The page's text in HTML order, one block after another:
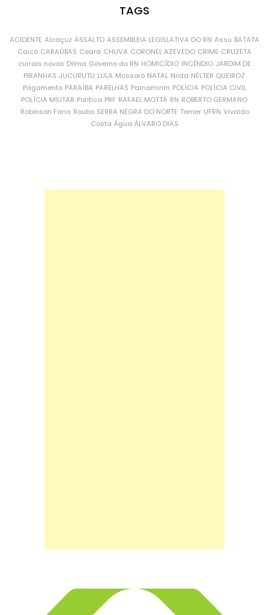
TAGS
ACIDENTE Alcaçuz ASSALTO ASSEMBLEIA LEGISLATIVA DO RN Assu BATATA
Caicó CARAÚBAS Ceará CHUVA CORONEL AZEVEDO CRIME CRUZETA
currais novos Dilma Governo do RN HOMICÍDIO INCÊNDIO JARDIM DE
PIRANHAS JUCURUTU LULA Mossoró NATAL Nilda NÉLTER QUEIROZ
Pagamento PARAÍBA PARELHAS Parnamirim POLÍCIA POLÍCIA CIVIL
POLÍCIA MILITAR Política PRF RAFAEL MOTTA RN ROBERTO GERMANO
Robinson Faria Roubo SERRA NEGRA DO NORTE Temer UFRN Vivaldo
Costa Água ÁLVARO DIAS